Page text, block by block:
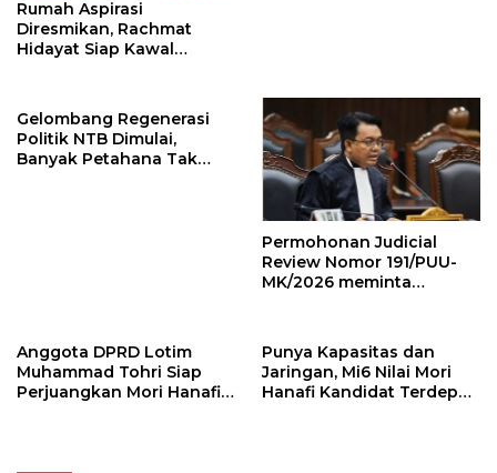
Rumah Aspirasi
Diresmikan, Rachmat
Hidayat Siap Kawal
Gelombang Regenerasi
Politik NTB Dimulai,
Banyak Petahana Tak
Permohonan Judicial
Review Nomor 191/PUU-
MK/2026 meminta
Ketua Umum Partai Politik
Anggota DPRD Lotim
Muhammad Tohri Siap
Perjuangkan Mori Hanafi
Punya Kapasitas dan
Jaringan, Mi6 Nilai Mori
Hanafi Kandidat Terdepan